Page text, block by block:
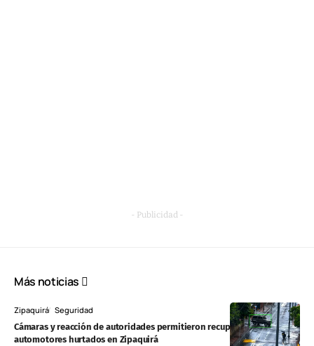
- Publicidad -
Más noticias
Zipaquirá Seguridad
Cámaras y reacción de autoridades permitieron recuperar dos
automotores hurtados en Zipaquirá